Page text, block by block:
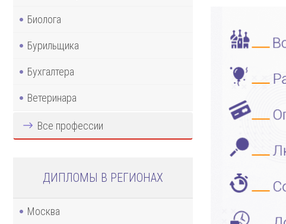
Биолога
Бурильщика
Бухгалтера
Ветеринара
Все профессии
ДИПЛОМЫ В РЕГИОНАХ
Москва